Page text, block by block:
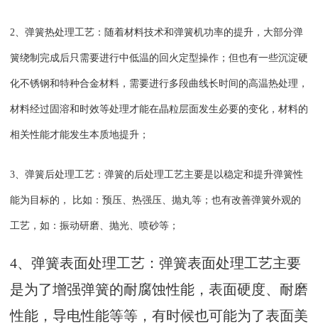
2、弹簧热处理工艺：随着材料技术和弹簧机功率的提升，大部分弹
簧绕制完成后只需要进行中低温的回火定型操作；但也有一些沉淀硬
化不锈钢和特种合金材料，需要进行多段曲线长时间的高温热处理，
材料经过固溶和时效等处理才能在晶粒层面发生必要的变化，材料的
相关性能才能发生本质地提升；
3、弹簧后处理工艺：弹簧的后处理工艺主要是以稳定和提升弹簧性
能为目标的， 比如：预压、热强压、抛丸等；也有改善弹簧外观的
工艺，如：振动研磨、抛光、喷砂等；
4、 弹簧表面处理工艺：弹簧表面处理工艺主要
是为了增强弹簧的耐腐蚀性能，表面硬度、耐磨
性能，导电性能等等，有时候也可能为了表面美